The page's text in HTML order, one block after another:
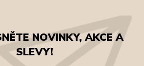
NOVINKY, AKCE A
SLEVY!